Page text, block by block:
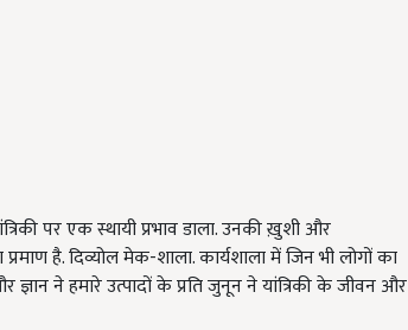
पर एक स्थायी प्रभाव डाला. उनकी ख़ुशी और
है. दिव्योल मेक-शाला. कार्यशाला में जिन भी लोगों का
ने हमारे उत्पादों के प्रति जुनून ने यांत्रिकी के जीवन और